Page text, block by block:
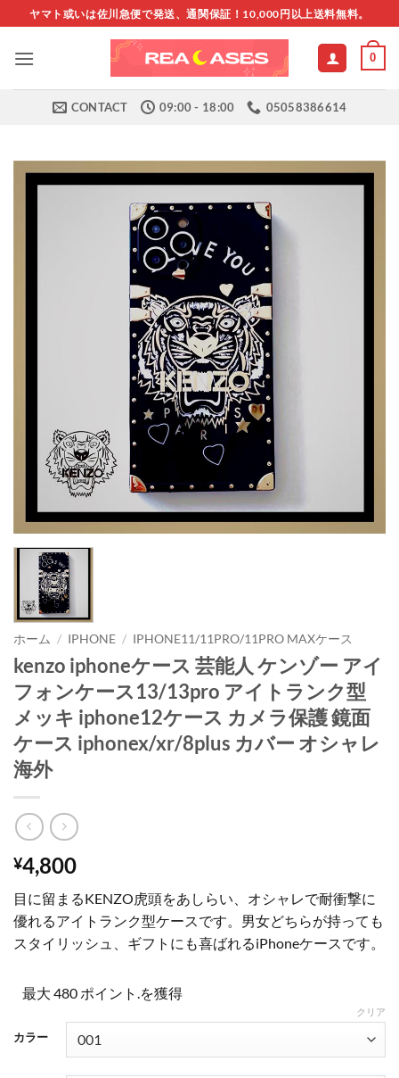
to
content
ヤマト或いは佐川急便で発送、通関保証！10,000円以上送料無料。
0
CONTACT 09:00 - 18:00 05058386614
ホーム / IPHONE / IPHONE11/11PRO/11PRO MAXケース
kenzo iphoneケース 芸能人 ケンゾー アイ
フォンケース13/13pro アイトランク型
メッキ iphone12ケース カメラ保護 鏡面
ケース iphonex/xr/8plus カバー オシャレ
海外
¥4,800
目に留まるKENZO虎頭をあしらい、オシャレで耐衝撃に
優れるアイトランク型ケースです。男女どちらが持っても
スタイリッシュ、ギフトにも喜ばれるiPhoneケースです。
最大 480 ポイント.を獲得
カラー
クリア